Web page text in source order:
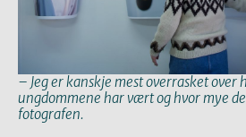
– Jeg er kanskje mest overrasket over
ungdommene har vært og hvor mye
fotografen.